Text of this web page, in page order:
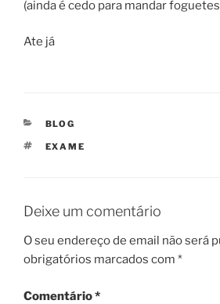
(ainda é cedo para mandar
Ate já
CATEGORIAS
BLOG
ETIQUETAS
EXAME
Deixe um comentário
O seu endereço de email não será
obrigatórios marcados com *
Comentário*